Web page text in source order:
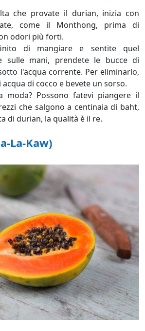
che provate il durian, inizia con
come il Monthong, prima di
odori più forti.
di mangiare e sentite quel
sulle mani, prendete le bucce di
l'acqua corrente. Per eliminarlo,
di cocco e bevete un sorso.
moda? Possono fatevi piangere il
che salgono a centinaia di baht,
di durian, la qualità è il re.
La-Kaw)